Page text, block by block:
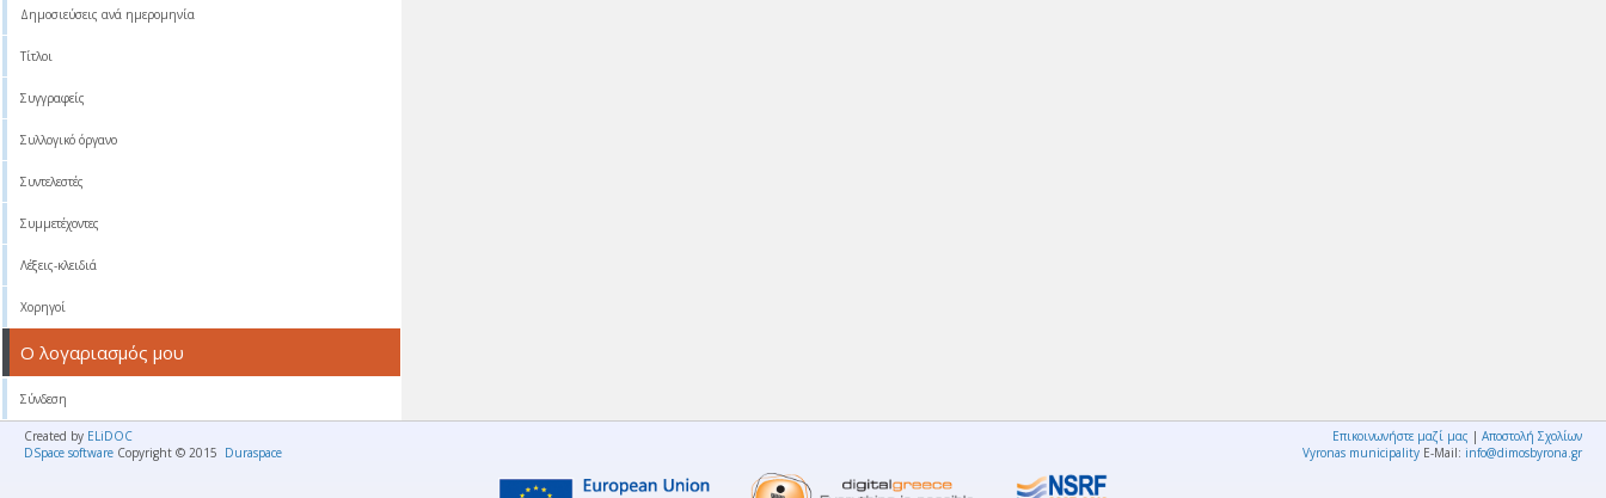
Δημοσιεύσεις ανά ημερομηνία
Τίτλοι
Συγγραφείς
Συλλογικό όργανο
Συντελεστές
Συμμετέχοντες
Λέξεις-κλειδιά
Χορηγοί
Ο λογαριασμός μου
Σύνδεση
Επικοινωνήστε μαζί μας | Αποστολή Σχολίων
Vyronas municipality E-Mail: info@dimosbyrona.gr
Created by ELiDOC
DSpace software Copyright © 2015 Duraspace